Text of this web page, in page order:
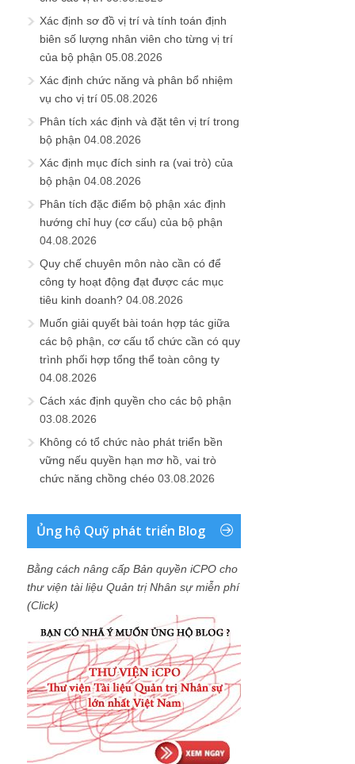
Xác định sơ đồ vị trí và tính toán định
biên số lượng nhân viên cho từng vị trí
của bộ phận 05.08.2026
Xác định chức năng và phân bổ nhiệm
vụ cho vị trí 05.08.2026
Phân tích xác định và đặt tên vị trí trong
bộ phận 04.08.2026
Xác định mục đích sinh ra (vai trò) của
bộ phận 04.08.2026
Phân tích đặc điểm bộ phận xác định
hướng chỉ huy (cơ cấu) của bộ phận
04.08.2026
Quy chế chuyên môn nào cần có để
công ty hoạt động đạt được các mục
tiêu kinh doanh? 04.08.2026
Muốn giải quyết bài toán hợp tác giữa
các bộ phận, cơ cấu tổ chức cần có quy
trình phối hợp tổng thể toàn công ty
04.08.2026
Cách xác định quyền cho các bộ phận
03.08.2026
Không có tổ chức nào phát triển bền
vững nếu quyền hạn mơ hồ, vai trò
chức năng chồng chéo 03.08.2026
Ủng hộ Quỹ phát triển Blog
Bằng cách nâng cấp Bản quyền iCPO cho
thư viện tài liệu Quản trị Nhân sự miễn phí
(Click)